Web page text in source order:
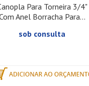
Para Torneira 3/4"
Anel Borracha Para...
sob consulta